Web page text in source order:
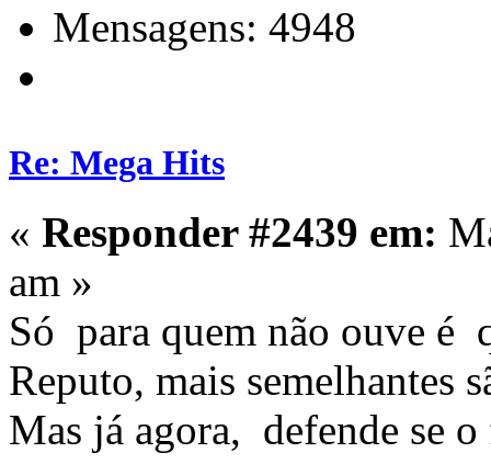
Mensagens: 4948
Re: Mega Hits
« Responder #2439 em:
am »
Só para quem não ouve é
Reputo, mais semelhantes
Mas já agora, defende se